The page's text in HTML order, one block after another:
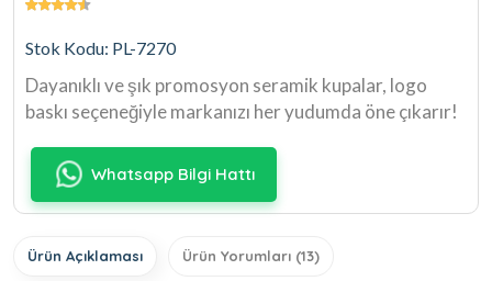
Stok Kodu: PL-7270
Dayanıklı ve şık promosyon seramik kupalar, logo
baskı seçeneğiyle markanızı her yudumda öne çıkarır!
Whatsapp Bilgi Hattı
Ürün Açıklaması Ürün Yorumları (13)